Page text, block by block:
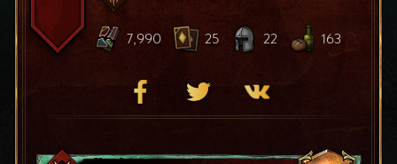
7,990 25 22 163